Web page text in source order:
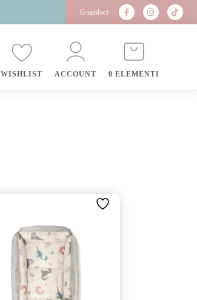
Guardaci
WISHLIST ACCOUNT 0 ELEMENTI